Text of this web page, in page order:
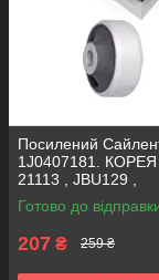
Посилений
1J0407181. КОРЕЯ
21113 , JBU129 ,
VKDS331001
Готово до
207 ₴ 259 ₴